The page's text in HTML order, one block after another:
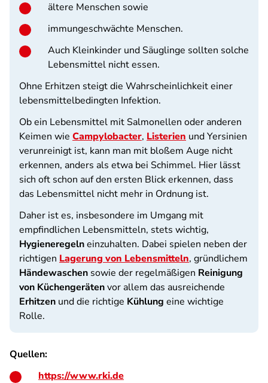
ältere Menschen sowie
immungeschwächte Menschen.
Auch Kleinkinder und Säuglinge sollten solche
Lebensmittel nicht essen.
Ohne Erhitzen steigt die Wahrscheinlichkeit einer
lebensmittelbedingten Infektion.
Ob ein Lebensmittel mit Salmonellen oder anderen
Keimen wie Campylobacter, Listerien und Yersinien
verunreinigt ist, kann man mit bloßem Auge nicht
erkennen, anders als etwa bei Schimmel. Hier lässt
sich oft schon auf den ersten Blick erkennen, dass
das Lebensmittel nicht mehr in Ordnung ist.
Daher ist es, insbesondere im Umgang mit
empfindlichen Lebensmitteln, stets wichtig,
Hygieneregelneinzuhalten. Dabei spielen neben der
richtigen Lagerung von Lebensmitteln, gründlichem
Händewaschen sowie der regelmäßigen Reinigung
von Küchengerätenvor allem das ausreichende
Erhitzen und die richtige Kühlung eine wichtige
Rolle.
Quellen:
https://www.rki.de